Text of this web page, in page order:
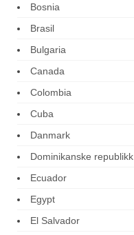
Bosnia
Brasil
Bulgaria
Canada
Colombia
Cuba
Danmark
Dominikanske republikk
Ecuador
Egypt
El Salvador